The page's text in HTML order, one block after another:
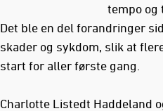
tempo og
Det ble en del forandringer
skader og sykdom, slik at
start for aller første gang.
Charlotte Listedt Haddeland